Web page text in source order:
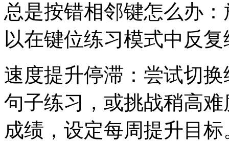
总是按错相邻键怎么办
以在键位练习模式中反
速度提升停滞：尝试切
句子练习，或挑战稍高
成绩，设定每周提升目标